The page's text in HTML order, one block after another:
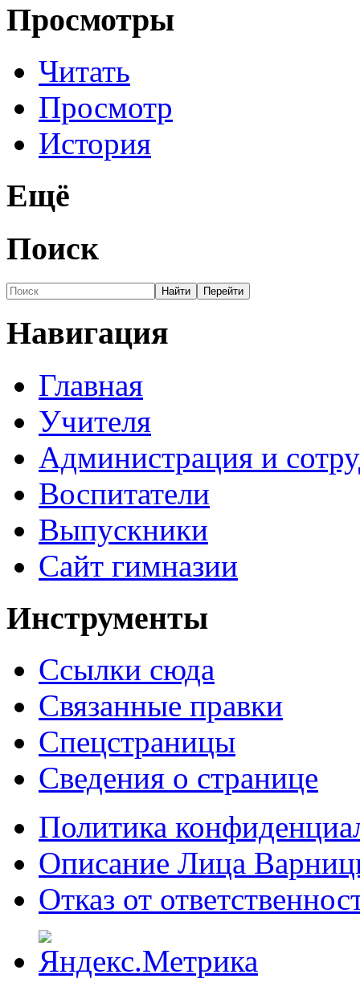
Просмотры
Читать
Просмотр
История
Ещё
Поиск
Навигация
Главная
Учителя
Администрация и
Воспитатели
Выпускники
Сайт гимназии
Инструменты
Ссылки сюда
Связанные правки
Спецстраницы
Сведения о странице
Политика
Описание Лица
Отказ от